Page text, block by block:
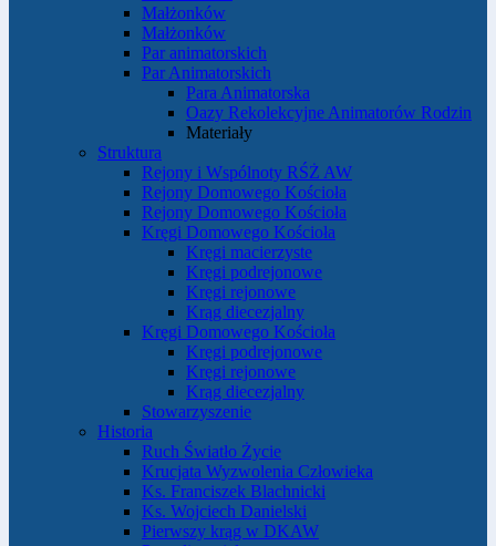
Małżonków
Małżonków
Par animatorskich
Par Animatorskich
Para Animatorska
Oazy Rekolekcyjne Animatorów Rodzin
Materiały
Struktura
Rejony i Wspólnoty RŚŻ AW
Rejony Domowego Kościoła
Rejony Domowego Kościoła
Kręgi Domowego Kościoła
Kręgi macierzyste
Kręgi podrejonowe
Kręgi rejonowe
Krąg diecezjalny
Kręgi Domowego Kościoła
Kręgi podrejonowe
Kręgi rejonowe
Krąg diecezjalny
Stowarzyszenie
Historia
Ruch Światło Życie
Krucjata Wyzwolenia Człowieka
Ks. Franciszek Blachnicki
Ks. Wojciech Danielski
Pierwszy krąg w DKAW